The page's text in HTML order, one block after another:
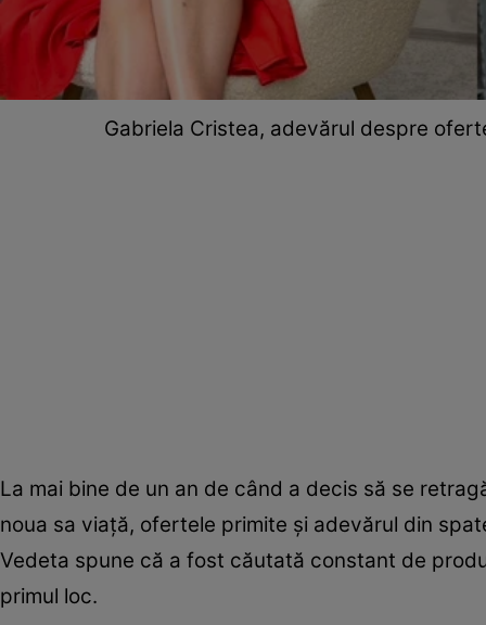
Gabriela Cristea, adevărul despre
La mai bine de un an de când a decis să se
noua sa viață, ofertele primite și adevărul din
Vedeta spune că a fost căutată constant de
primul loc.